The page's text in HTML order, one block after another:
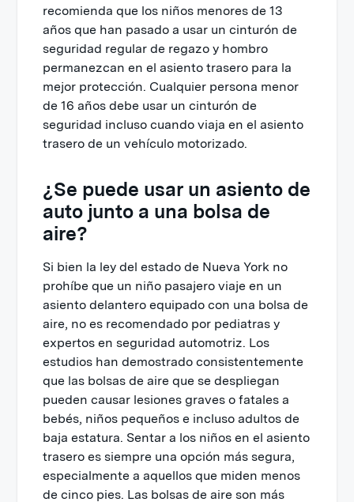
recomienda que los niños menores de 13
años que han pasado a usar un cinturón de
seguridad regular de regazo y hombro
permanezcan en el asiento trasero para la
mejor protección. Cualquier persona menor
de 16 años debe usar un cinturón de
seguridad incluso cuando viaja en el asiento
trasero de un vehículo motorizado.
¿Se puede usar un asiento de
auto junto a una bolsa de
aire?
Si bien la ley del estado de Nueva York no
prohíbe que un niño pasajero viaje en un
asiento delantero equipado con una bolsa de
aire, no es recomendado por pediatras y
expertos en seguridad automotriz. Los
estudios han demostrado consistentemente
que las bolsas de aire que se despliegan
pueden causar lesiones graves o fatales a
bebés, niños pequeños e incluso adultos de
baja estatura. Sentar a los niños en el asiento
trasero es siempre una opción más segura,
especialmente a aquellos que miden menos
de cinco pies. Las bolsas de aire son más